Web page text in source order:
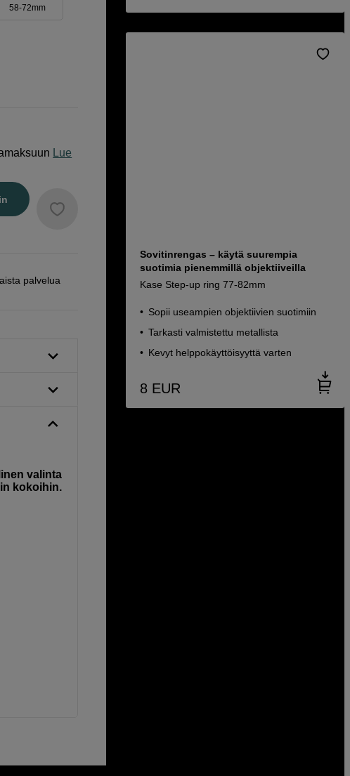
58-72mm
Lue
palvelua
valinta
kokoihin.
Sovitinrengas – käytä suurempia
suotimia pienemmillä objektiiveilla
Kase Step-up ring 77-82mm
Sopii useampien objektiivien suotimiin
Tarkasti valmistettu metallista
Kevyt helppokäyttöisyyttä varten
8 EUR